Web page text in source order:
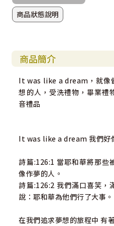
商品狀態說明
商品簡介
It was like a dream，就像
想的人，受洗禮物，畢業禮
音禮品
It was like a dream 我們好
詩篇:126:1 當耶和華將那些
像作夢的人。
詩篇:126:2 我們滿口喜笑，
說：耶和華為他們行了大事。
在我們追求夢想的旅程中 有